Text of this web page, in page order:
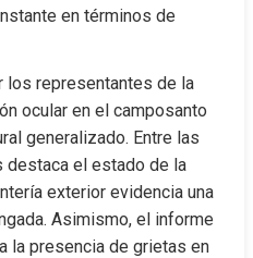
en términos de
los representantes de la
ocular en el camposanto
generalizado. Entre las
destaca el estado de la
exterior evidencia una
Asimismo, el informe
la presencia de grietas en